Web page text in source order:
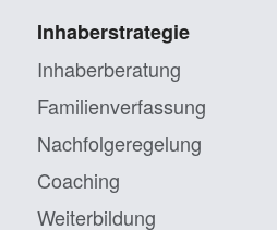
Inhaberstrategie
Inhaberberatung
Familienverfassung
Nachfolgeregelung
Coaching
Weiterbildung